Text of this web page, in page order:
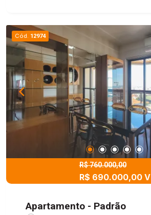
Cód. 12974
R$ 760.000,00
R$ 690.000,00 V
Apartamento - Padrão